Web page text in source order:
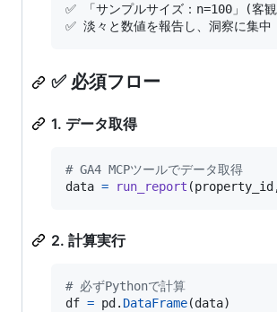
✅ 「サンプルサイズ：n=100」(客観
✅ 必須フロー
1. データ取得
# GA4 MCPツールでデータ取得
data = run_report (property_id
2. 計算実行
# 必ずPythonで計算
df = pd . DataFrame(data